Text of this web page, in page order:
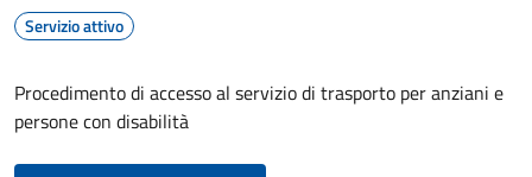
Servizio attivo
Procedimento di accesso al servizio di trasporto per anziani e
persone con disabilità